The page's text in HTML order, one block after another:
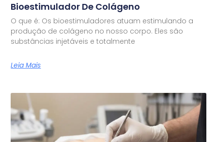
Bioestimulador De Colágeno
O que é: Os bioestimuladores atuam estimulando a
produção de colágeno no nosso corpo. Eles são
substâncias injetáveis e totalmente
Leia Mais